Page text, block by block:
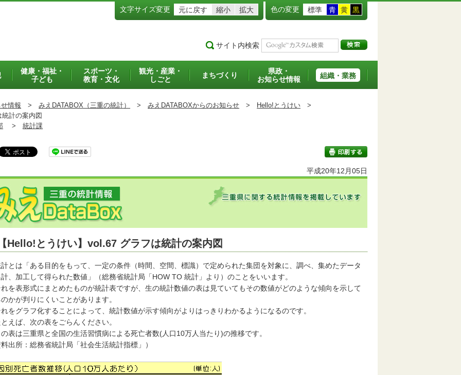
文字サイズ変更 元に戻す 縮小 拡大 色の変更 標準 青 黄 黒
サイト内検索
健康・福祉・
子ども
スポーツ・
教育・文化
観光・産業・
しごと
まちづくり
県政・
お知らせ情報
組織・業務
情報 > みえDATABOX（三重の統計） > みえDATABOXからのお知らせ > Hello!とうけい >
計の案内図
> 統計課
印刷する
平成20年12月05日
【Hello!とうけい】vol.67 グラフは統計の案内図
とは「ある目的をもって、一定の条件（時間、空間、標識）で定められた集団を対象に、調べ、集めたデータ
、加工して得られた数値」（総務省統計局「HOW TO 統計」より）のことをいいます。
を表形式にまとめたものが統計表ですが、生の統計数値の表は見ていてもその数値がどのような傾向を示して
かが判りにくいことがあります。
をグラフ化することによって、統計数値が示す傾向がよりはっきりわかるようになるのです。
えば、次の表をごらんください。
表は三重県と全国の生活習慣病による死亡者数(人口10万人当たり)の推移です。
料出所：総務省統計局「社会生活統計指標」）